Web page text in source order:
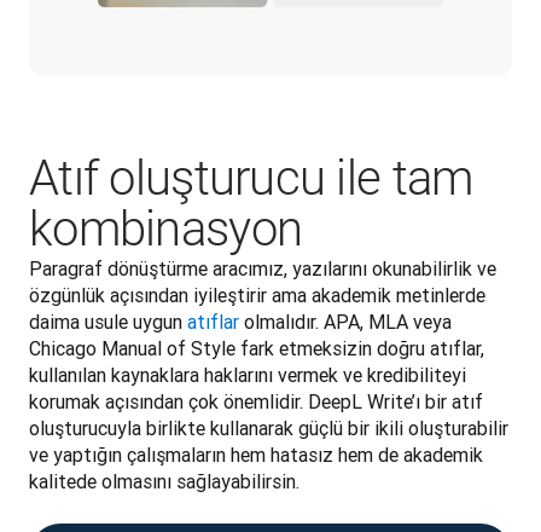
Atıf oluşturucu ile tam
kombinasyon
Paragraf dönüştürme aracımız, yazılarını okunabilirlik ve
özgünlük açısından iyileştirir ama akademik metinlerde
daima usule uygun atıflar olmalıdır. APA, MLA veya
Chicago Manual of Style fark etmeksizin doğru atıflar,
kullanılan kaynaklara haklarını vermek ve kredibiliteyi
korumak açısından çok önemlidir. DeepL Write’ı bir atıf
oluşturucuyla birlikte kullanarak güçlü bir ikili oluşturabilir
ve yaptığın çalışmaların hem hatasız hem de akademik
kalitede olmasını sağlayabilirsin.